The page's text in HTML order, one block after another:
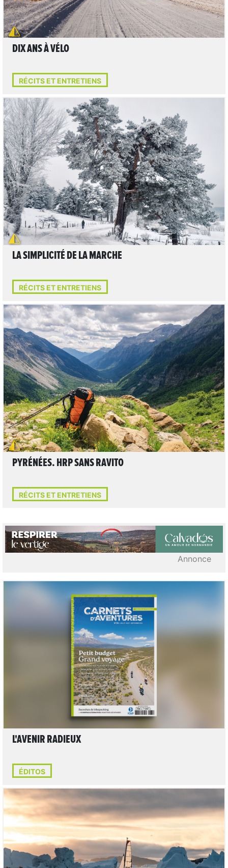
DIX ANS À VÉLO
RÉCITS ET ENTRETIENS
il y a 3 jours
LIRE L'ARTICLE
LA SIMPLICITÉ DE LA MARCHE
RÉCITS ET ENTRETIENS
LIRE L'ARTICLE
PYRÉNÉES. HRP SANS RAVITO
RÉCITS ET ENTRETIENS
Annonce
LIRE L'ARTICLE
L'AVENIR RADIEUX
ÉDITOS